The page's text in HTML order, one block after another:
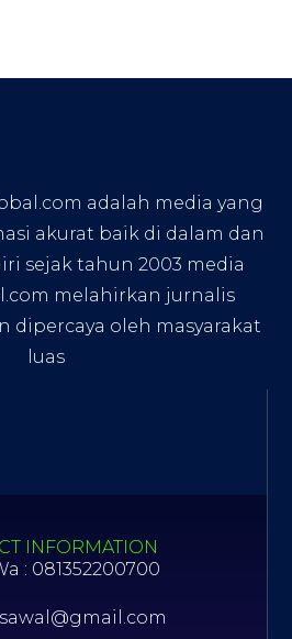
adalah media yang
akurat baik di dalam dan
sejak tahun 2003 media
melahirkan jurnalis
dipercaya oleh masyarakat
luas
INFORMATION
: 081352200700